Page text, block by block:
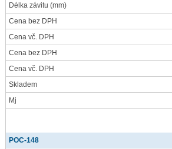
Délka závitu (mm)
Cena bez DPH
Cena vč. DPH
Cena bez DPH
Cena vč. DPH
Skladem
Mj
POC-148